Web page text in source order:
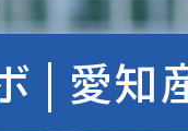
出願書類
学納金・奨学金
ネット出願
| 愛知